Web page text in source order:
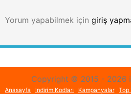
Yorum yapabilmek için giriş
Copyright © 2015 - 2026
Anasayfa İndirim Kodları Kampanyalar Top